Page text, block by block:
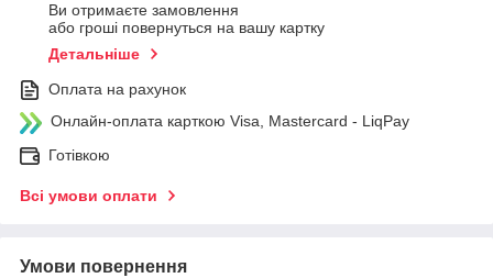
Ви отримаєте замовлення
або гроші повернуться на вашу картку
Детальніше
Оплата на рахунок
Онлайн-оплата карткою Visa, Mastercard - LiqPay
Готівкою
Всі умови оплати
Умови повернення